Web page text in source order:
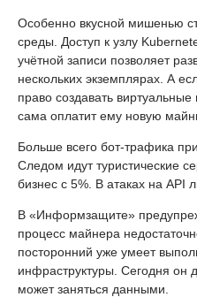
Особенно вкусной мишенью
среды. Доступ к узлу
учётной записи позволяет
нескольких экземплярах. А
право создавать
сама оплатит ему новую
Больше всего бот-трафика
Следом идут туристические
бизнес с 5%. В атаках на API
В «Информзащите»
процесс майнера
посторонний уже умеет
инфраструктуры. Сегодня он
может заняться данными.